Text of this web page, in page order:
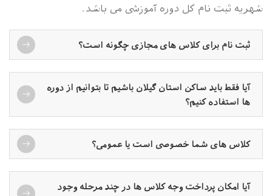
شهریه ثبت نام کل دوره آموزشی می باشد.
ثبت نام برای کلاس های مجازی چگونه است؟
آیا فقط باید ساکن استان گیلان باشیم تا بتوانیم از دوره
ها استفاده کنیم؟
کلاس های شما خصوصی است یا عمومی؟
آیا امکان پرداخت وجه کلاس ها در چند مرحله وجود